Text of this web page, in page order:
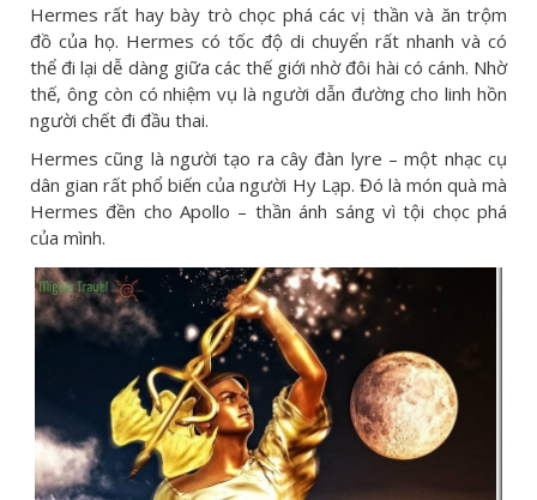
Hermes rất hay bày trò chọc phá các vị thần và ăn trộm
đồ của họ. Hermes có tốc độ di chuyển rất nhanh và có
thể đi lại dễ dàng giữa các thế giới nhờ đôi hài có cánh. Nhờ
thế, ông còn có nhiệm vụ là người dẫn đường cho linh hồn
người chết đi đầu thai.
Hermes cũng là người tạo ra cây đàn lyre – một nhạc cụ
dân gian rất phổ biến của người Hy Lạp. Đó là món quà mà
Hermes đền cho Apollo – thần ánh sáng vì tội chọc phá
của mình.